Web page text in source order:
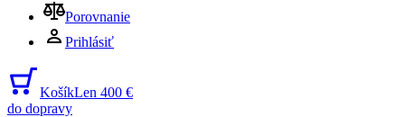
Porovnanie
Prihlásiť
KošíkLen 400 €
do dopravy